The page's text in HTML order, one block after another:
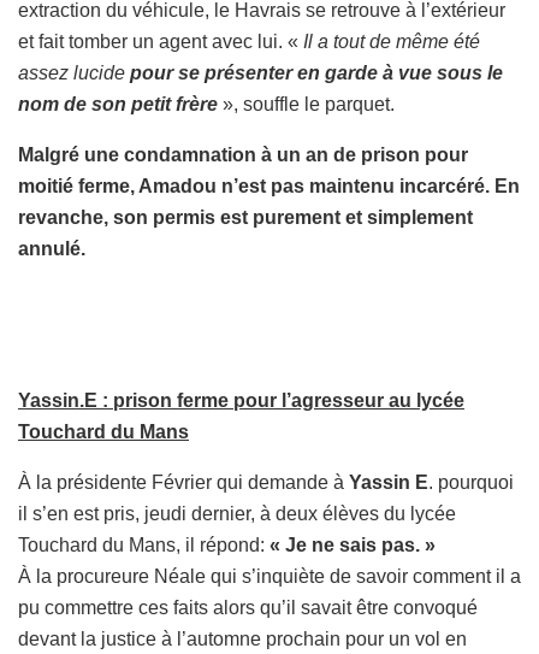
extraction du véhicule, le Havrais se retrouve à l’extérieur
et fait tomber un agent avec lui. « Il a tout de même été
assez lucide pour se présenter en garde à vue sous le
nom de son petit frère », souffle le parquet.
Malgré une condamnation à un an de prison pour
moitié ferme, Amadou n’est pas maintenu incarcéré. En
revanche, son permis est purement et simplement
annulé.
Yassin.E : prison ferme pour l’agresseur au lycée
Touchard du Mans
À la présidente Février qui demande à Yassin E. pourquoi
il s’en est pris, jeudi dernier, à deux élèves du lycée
Touchard du Mans, il répond: « Je ne sais pas. »
À la procureure Néale qui s’inquiète de savoir comment il a
pu commettre ces faits alors qu’il savait être convoqué
devant la justice à l’automne prochain pour un vol en